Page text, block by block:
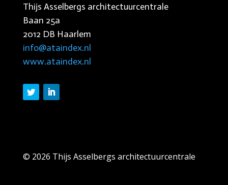
Thijs Asselbergs architectuurcentrale
Baan 25a
2012 DB Haarlem
info@ataindex.nl
www.ataindex.nl
© 2026 Thijs Asselbergs architectuurcentrale